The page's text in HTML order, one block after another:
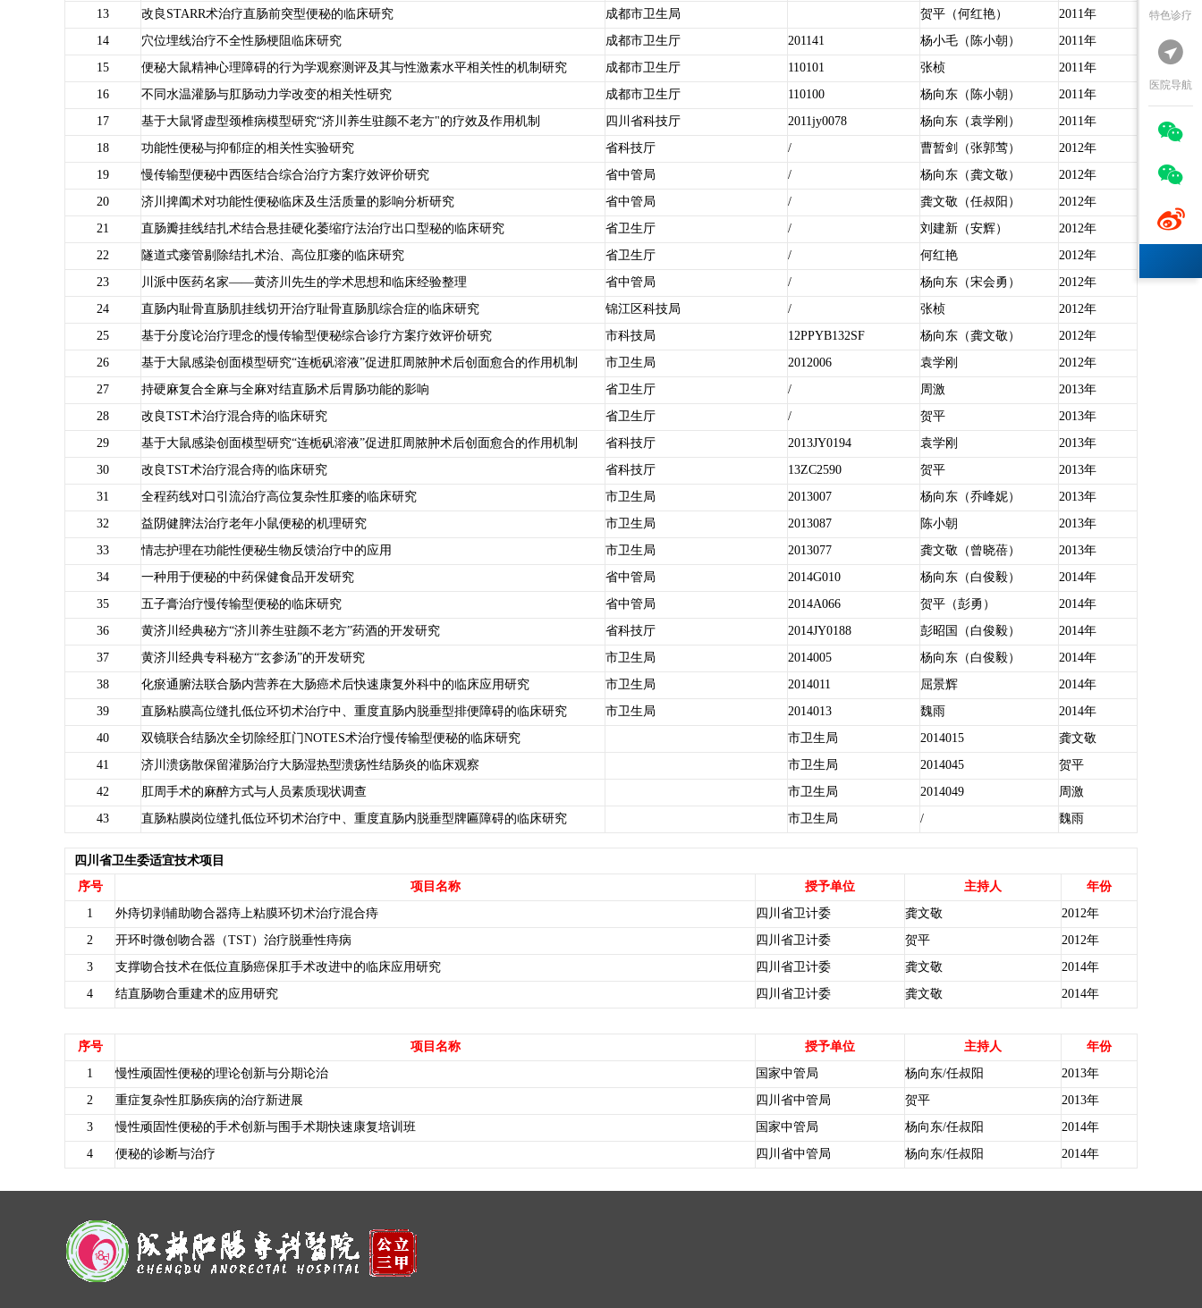
13
改良STARR术治疗直肠前突型便秘的临床研究 成都市卫生局 贺平（何红艳）
2011年
14
穴位埋线治疗不全性肠梗阻临床研究 成都市卫生厅 201141 杨小毛（陈小朝）
2011年
15
便秘大鼠精神心理障碍的行为学观察测评及其与性激素水平相关性的机制研究 成都市卫生厅 110101 张桢
2011年
16
不同水温灌肠与肛肠动力学改变的相关性研究 成都市卫生厅 110100 杨向东（陈小朝）
2011年
17
基于大鼠肾虚型颈椎病模型研究“济川养生驻颜不老方"的疗效及作用机制 四川省科技厅 2011jy0078 杨向东（袁学刚）
2011年
18
功能性便秘与抑郁症的相关性实验研究 省科技厅 / 曹暂剑（张郭莺）
2012年
19
慢传输型便秘中西医结合综合治疗方案疗效评价研究 省中管局 / 杨向东（龚文敬）
2012年
20
济川捭阖术对功能性便秘临床及生活质量的影响分析研究 省中管局 / 龚文敬（任叔阳）
2012年
21
直肠瓣挂线结扎术结合悬挂硬化萎缩疗法治疗出口型秘的临床研究 省卫生厅 / 刘建新（安辉）
2012年
22
隧道式瘘管剔除结扎术治、高位肛瘘的临床研究 省卫生厅 / 何红艳
2012年
23
川派中医药名家——黄济川先生的学术思想和临床经验整理 省中管局 / 杨向东（宋会勇）
2012年
24
直肠内耻骨直肠肌挂线切开治疗耻骨直肠肌综合症的临床研究 锦江区科技局 / 张桢
2012年
25
基于分度论治疗理念的慢传输型便秘综合诊疗方案疗效评价研究 市科技局 12PPYB132SF 杨向东（龚文敬）
2012年
26
基于大鼠感染创面模型研究“连栀矾溶液”促进肛周脓肿术后创面愈合的作用机制 市卫生局 2012006 袁学刚
2012年
27
持硬麻复合全麻与全麻对结直肠术后胃肠功能的影响 省卫生厅 / 周激
2013年
28
改良TST术治疗混合痔的临床研究 省卫生厅 / 贺平
2013年
29
基于大鼠感染创面模型研究“连栀矾溶液”促进肛周脓肿术后创面愈合的作用机制 省科技厅 2013JY0194 袁学刚
2013年
30
改良TST术治疗混合痔的临床研究 省科技厅 13ZC2590 贺平
2013年
31
全程药线对口引流治疗高位复杂性肛瘘的临床研究 市卫生局 2013007 杨向东（乔峰妮）
2013年
32
益阴健脾法治疗老年小鼠便秘的机理研究 市卫生局 2013087 陈小朝
2013年
33
情志护理在功能性便秘生物反馈治疗中的应用 市卫生局 2013077 龚文敬（曾晓蓓）
2013年
34
一种用于便秘的中药保健食品开发研究 省中管局 2014G010 杨向东（白俊毅）
2014年
35
五子膏治疗慢传输型便秘的临床研究 省中管局 2014A066 贺平（彭勇）
2014年
36
黄济川经典秘方“济川养生驻颜不老方”药酒的开发研究 省科技厅 2014JY0188 彭昭国（白俊毅）
2014年
37
黄济川经典专科秘方“玄参汤”的开发研究 市卫生局 2014005 杨向东（白俊毅）
2014年
38
化瘀通腑法联合肠内营养在大肠癌术后快速康复外科中的临床应用研究 市卫生局 2014011 屈景辉
2014年
39
直肠粘膜高位缝扎低位环切术治疗中、重度直肠内脱垂型排便障碍的临床研究 市卫生局 2014013 魏雨
2014年
40
双镜联合结肠次全切除经肛门NOTES术治疗慢传输型便秘的临床研究 市卫生局 2014015
龚文敬
41
济川溃疡散保留灌肠治疗大肠湿热型溃疡性结肠炎的临床观察 市卫生局 2014045
贺平
42
肛周手术的麻醉方式与人员素质现状调查 市卫生局 2014049
周激
43
直肠粘膜岗位缝扎低位环切术治疗中、重度直肠内脱垂型牌匾障碍的临床研究 市卫生局 / 魏雨
四川省卫生委适宜技术项目
序号
项目名称 授予单位 主持人
年份
1
外痔切剥辅助吻合器痔上粘膜环切术治疗混合痔 四川省卫计委 龚文敬
2012年
2
开环时微创吻合器（TST）治疗脱垂性痔病 四川省卫计委 贺平
2012年
3
支撑吻合技术在低位直肠癌保肛手术改进中的临床应用研究 四川省卫计委 龚文敬
2014年
4
结直肠吻合重建术的应用研究 四川省卫计委 龚文敬 2014年
序号 项目名称 授予单位 主持人
年份
1
慢性顽固性便秘的理论创新与分期论治 国家中管局 杨向东/任叔阳
2013年
2
重症复杂性肛肠疾病的治疗新进展 四川省中管局 贺平
2013年
3
慢性顽固性便秘的手术创新与围手术期快速康复培训班 国家中管局 杨向东/任叔阳
2014年
4
便秘的诊断与治疗 四川省中管局 杨向东/任叔阳 2014年
特色诊疗

医院导航


